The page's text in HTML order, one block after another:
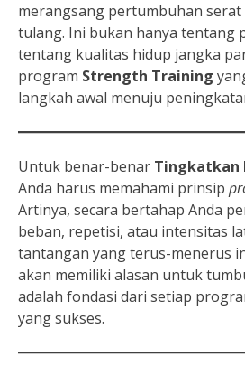
merangsang pertumbuhan
tulang. Ini bukan hanya tentang
tentang kualitas hidup jangka
program Strength Training
langkah awal menuju
Untuk benar-benar Tingkatkan
Anda harus memahami prinsip
Artinya, secara bertahap Anda
beban, repetisi, atau intensitas
tantangan yang terus-menerus
akan memiliki alasan untuk
adalah fondasi dari setiap
yang sukses.